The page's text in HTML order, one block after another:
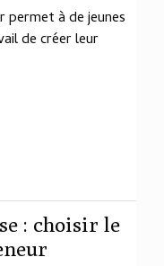
à de jeunes
de créer leur
: choisir le